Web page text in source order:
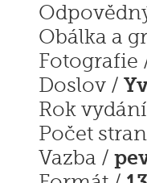
Obálka a
Fotografie
Doslov /
Rok
Počet
Vazba /